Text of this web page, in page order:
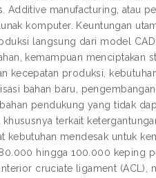
Additive manufacturing, atau
komputer. Keuntungan
langsung dari model
kemampuan menciptakan
kecepatan produksi,
bahan baru,
pendukung yang tidak
terkait
kebutuhan mendesak untuk
hingga 100.000 keping
cruciate ligament